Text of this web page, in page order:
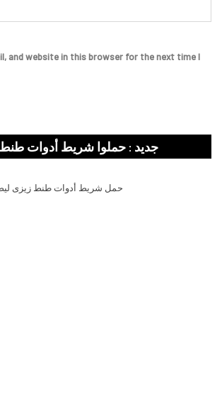
and website in this browser for the next time I
جديد : حملوا شريط أدوات